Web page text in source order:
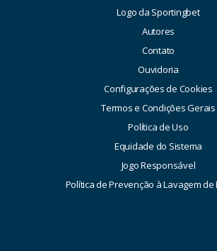
Logo da Sportingbet
Autores
Contato
Ouvidoria
Configurações de Cookies
Termos e Condições Gerais
Política de Uso
Equidade do Sistema
Jogo Responsável
Política de Prevenção à Lavagem